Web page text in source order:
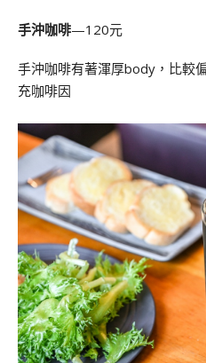
手沖咖啡—120元
手沖咖啡有著渾厚body，比較
充咖啡因